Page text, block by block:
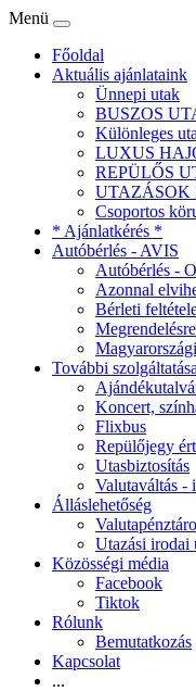
Menü
Főoldal
Aktuális ajánlataink
Ünnepi utak
BUSZOS
Különleges
LUXUS
REPÜLŐS
UTAZÁSOK
Csoportos
* Ajánlatkérés *
Autóbérlés - AVIS
Autóbérlés -
Azonnal
Bérleti
További
Koncert,
Flixbus
Repülőjegy
Utasbiztosítás
Valutaváltás -
Álláslehetőség
Utazási irodai
Közösségi média
Facebook
Tiktok
Rólunk
Bemutatkozás
Kapcsolat
...